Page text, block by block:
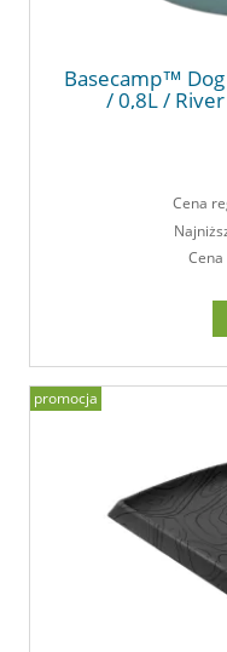
Basecamp™
/ 0,8L /
Cena
promocja